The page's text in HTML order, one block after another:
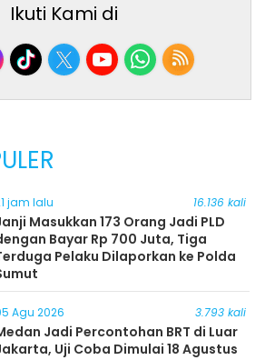
Ikuti Kami di
jam lalu 16.136 kali
Masukkan 173 Orang Jadi PLD
Bayar Rp 700 Juta, Tiga
Pelaku Dilaporkan ke Polda
Agu 2026 3.793 kali
Jadi Percontohan BRT di Luar
Uji Coba Dimulai 18 Agustus